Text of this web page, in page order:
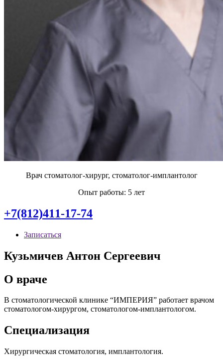
Врач стоматолог-хирург, стоматолог-имплантолог
Опыт работы: 5 лет
+7(812)411-17-74
Записаться
Кузьмичев Антон Сергеевич
О враче
В стоматологической клинике “ИМПЕРИЯ” работает врачом
стоматологом-хирургом, стоматологом-имплантологом.
Специализация
Хирургическая стоматология, имплантология.